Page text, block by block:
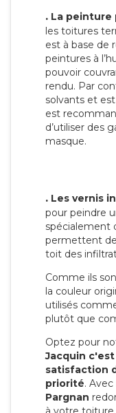
. La peinture
les toitures
est à base de
peintures à
pouvoir
rendu. Par
solvants et
est
d’utiliser des
masque.
. Les vernis
pour peindre
spécialement
permettent
toit des
Comme ils
la couleur
utilisés
plutôt que
Optez pour
Jacquin
satisfaction
priorité. Avec
Pargnan